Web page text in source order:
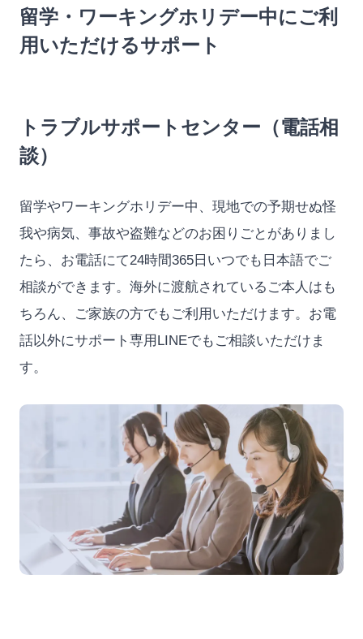
留学・ワーキングホリデー中にご利
用いただけるサポート
トラブルサポートセンター（電話相
談）
留学やワーキングホリデー中、現地での予期せぬ怪
我や病気、事故や盗難などのお困りごとがありまし
たら、お電話にて24時間365日いつでも日本語でご
相談ができます。海外に渡航されているご本人はも
ちろん、ご家族の方でもご利用いただけます。お電
話以外にサポート専用LINEでもご相談いただけま
す。